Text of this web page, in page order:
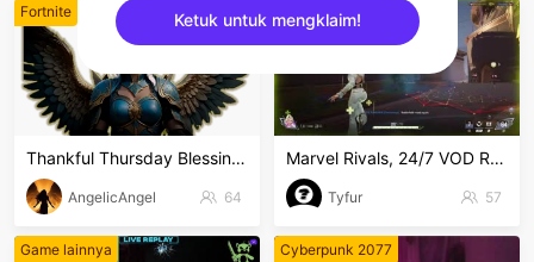
Fortnite
Thankful Thursday Blessings
AngelicAngel 64
Game lainnya
Marvel Rivals, 24/7 VOD Reruns
Tyfur 57
Game lainnya Cyberpunk 2077
Ketuk untuk mengklaim!
sentinelEnd